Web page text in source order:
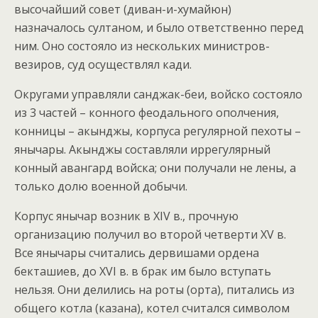
высочайший совет (диван-и-хумайюн)
назначалось султаном, и было ответственно перед
ним. Оно состояло из нескольких министров-
везиров, суд осуществлял кади.
Округами управляли санджак-беи, войско состояло
из 3 частей – конного феодального ополчения,
конницы – акынджы, корпуса регулярной пехоты –
янычары. Акынджы составляли иррегулярный
конный авангард войска; они получали не лены, а
только долю военной добычи.
Корпус янычар возник в XIV в., прочную
организацию получил во второй четверти XV в.
Все янычары считались дервишами ордена
бекташиев, до XVI в. в брак им было вступать
нельзя. Они делились на роты (орта), питались из
общего котла (казана), котел считался символом